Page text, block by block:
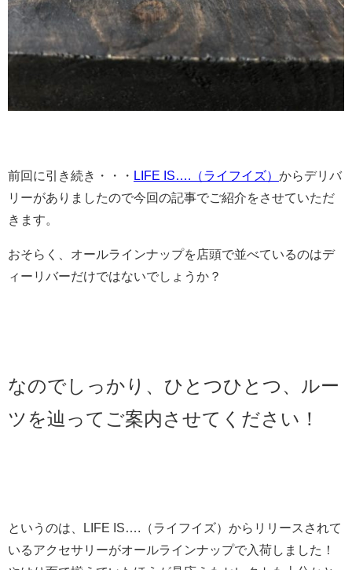
前回に引き続き・・・ LIFE IS….（ライフイズ） からデリバ
リーがありましたので今回の記事でご紹介をさせていただ
きます。
おそらく、オールラインナップを店頭で並べているのはデ
ィーリバーだけではないでしょうか？
なのでしっかり、ひとつひとつ、ルー
ツを辿ってご案内させてください！
というのは、LIFE IS….（ライフイズ）からリリースされて
いるアクセサリーがオールラインナップで入荷しました！